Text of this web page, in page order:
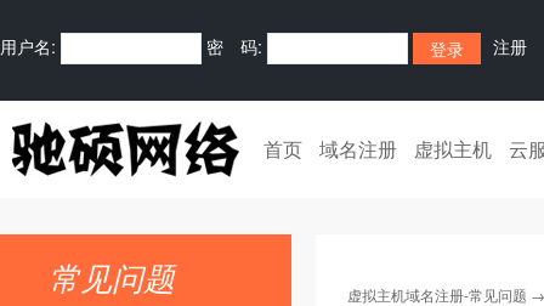
用户名: 密 码: 注册
首页 域名注册 虚拟主机 云
常见问题 虚拟主机域名注册-常见问题